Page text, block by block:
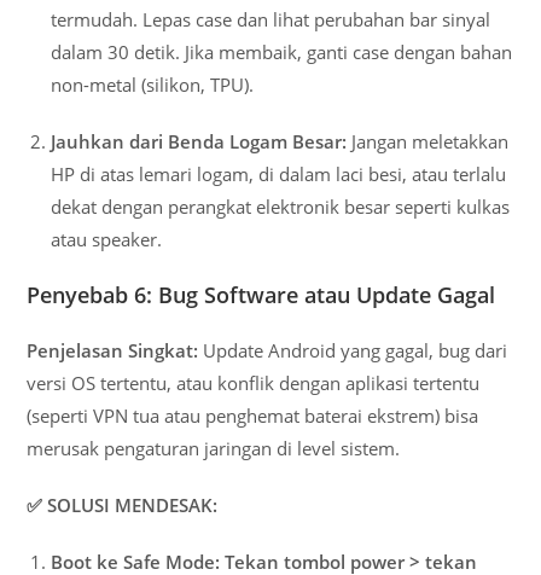
termudah. Lepas case dan lihat perubahan bar sinyal
dalam 30 detik. Jika membaik, ganti case dengan bahan
non-metal (silikon, TPU).
Jauhkan dari Benda Logam Besar: Jangan meletakkan
HP di atas lemari logam, di dalam laci besi, atau terlalu
dekat dengan perangkat elektronik besar seperti kulkas
atau speaker.
Penyebab 6: Bug Software atau Update Gagal
Penjelasan Singkat: Update Android yang gagal, bug dari
versi OS tertentu, atau konflik dengan aplikasi tertentu
(seperti VPN tua atau penghemat baterai ekstrem) bisa
merusak pengaturan jaringan di level sistem.
✅ SOLUSI MENDESAK:
Boot ke Safe Mode: Tekan tombol power > tekan